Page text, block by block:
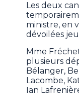
Les deux
ministre, en
dévoilées
Mme
plusieurs
Bélanger,
Lacombe,
Ian